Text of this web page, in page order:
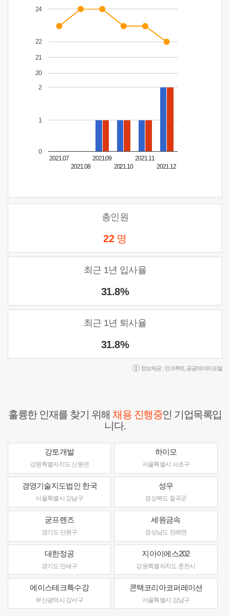
2021.07
2021.08
2021.09
2021.10
2021.11
2021.12
0
1
2
20
21
22
24
총인원
22 명
최근 1년 입사율
31.8%
최근 1년 퇴사율
31.8%
정보제공 : 인크루트 공공데이터포털
훌륭한 인재를 찾기 위해채용 진행중인 기업목록입
니다.
강토개발
강원특별자치도 신동면
하이모
서울특별시 서초구
경영기술지도법인 한국
서울특별시 강남구
성우
경상북도 칠곡군
굳프렌즈
경기도 단원구
세원금속
경상남도 진례면
대한정공
경기도 만세구
지아이에스202
강원특별자치도 춘천시
에이스테크특수강
부산광역시 강서구
콘택코리아코퍼레이션
서울특별시 강남구